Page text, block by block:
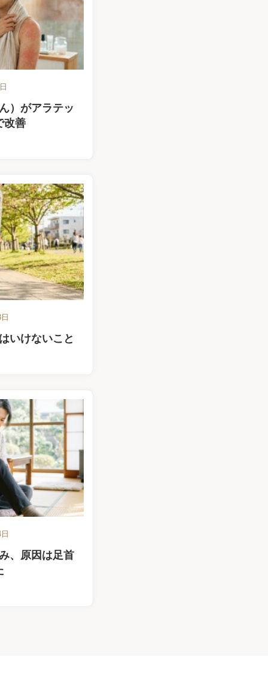
）がアラテッ
改善
いけないこと
、原因は足首